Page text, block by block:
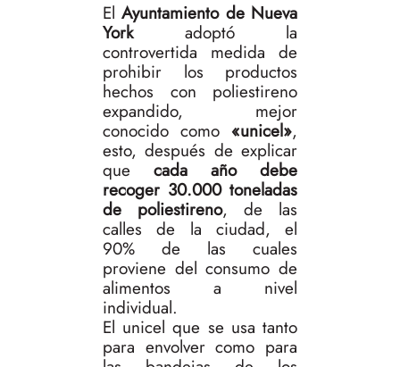
El Ayuntamiento de Nueva
Yorkadoptó la
controvertida medida de
prohibir los productos
hechos con poliestireno
expandido, mejor
conocido como «unicel»,
esto, después de explicar
que cada año debe
recoger 30.000 toneladas
de poliestireno, de las
calles de la ciudad, el
90% de las cuales
proviene del consumo de
alimentos a nivel
individual.
El unicel que se usa tanto
para envolver como para